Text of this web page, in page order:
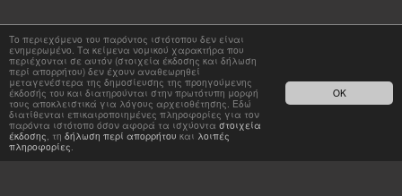
OK
Το περιεχόμενο του παρόντος ιστότοπου δεν είναι
ενημερωμένο. Τα κείμενα νομικού χαρακτήρα που
περιέχονται σε αυτόν (στοιχεία έκδοσης και δήλωση
περί απορρήτου) δεν έχουν αναθεωρηθεί
μεταγενέστερα της δημοσίευσης της προηγούμενης
έκδοσής του και διατηρούνται στην πρωτότυπη μορφή
τους αποκλειστικά για λόγους αρχειοθέτησης. Εδώ
διατίθενται επικαιροποιημένες πληροφορίες για τον
παρόντα ιστότοπο όσον αφορά τα ισχύοντα στοιχεία
έκδοσης, τη δήλωση περί απορρήτου και λοιπές
πληροφορίες.